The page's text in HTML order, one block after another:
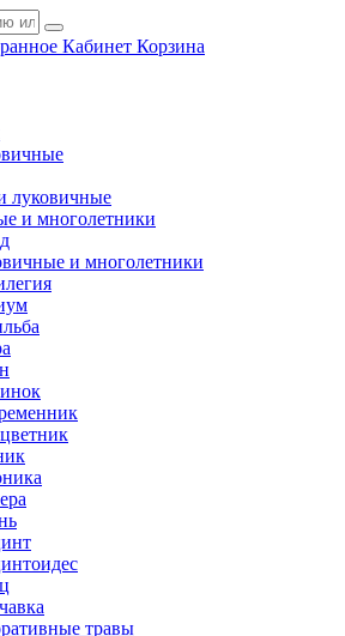
Кабинет Корзина
луковичные
и многолетники
и многолетники
травы